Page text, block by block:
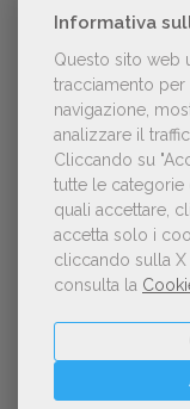
Informativa
Questo sito web
tracciamento per
navigazione,
analizzare il
Cliccando su
tutte le categorie
quali accettare,
accetta solo i
cliccando sulla X
consulta la
NOTIZIE
Il